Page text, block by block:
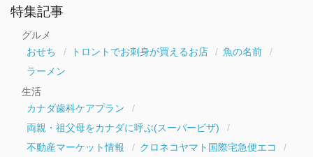
ー
カ
特集記事
グルメ
おせち
トロントでお刺身が買えるお店
魚の名前
ラーメン
生活
カナダ歯科ケアプラン
両親・祖父母をカナダに呼ぶ(スーパービザ)
不動産マーケット情報
クロネコヤマト国際宅急便エコ